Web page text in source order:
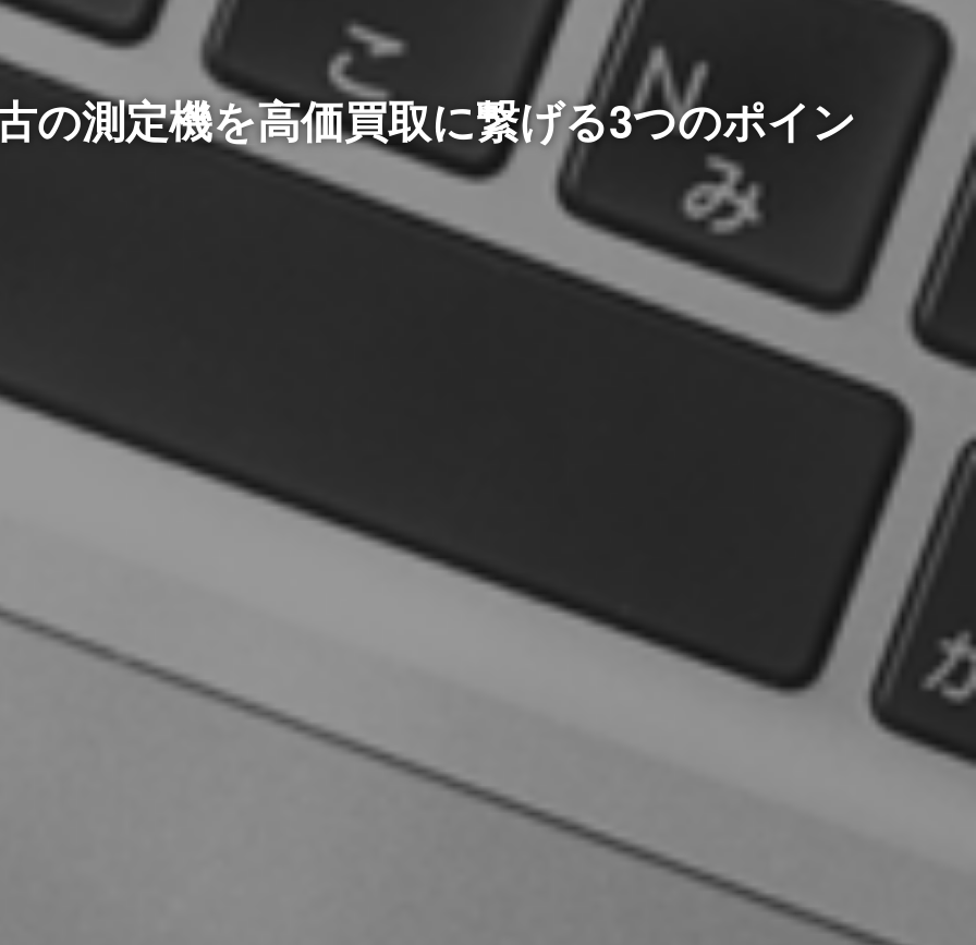
の測定機を高価買取に繋げる3つのポイン